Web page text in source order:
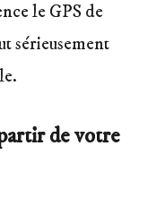
le GPS de
sérieusement
de votre